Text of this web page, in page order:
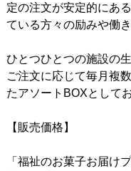
定の注文が安定的にあ
ている方々の励みや働
ひとつひとつの施設の
ご注文に応じて毎月複
たアソートBOXとして
【販売価格】
「福祉のお菓子お届け